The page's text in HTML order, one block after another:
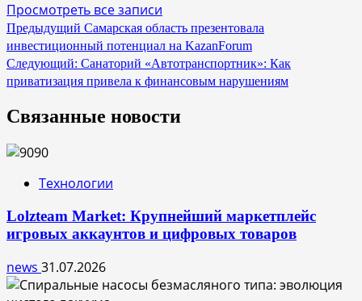
Просмотреть все записи
Навигация
по
записям
Предыдущий Самарская область презентовала
инвестиционный потенциал на KazanForum
Следующий: Санаторий «Автотранспортник»: Как
приватизация привела к финансовым нарушениям
Связанные новости
Технологии
Lolzteam Market: Крупнейший маркетплейс
игровых аккаунтов и цифровых товаров
news 31.07.2026